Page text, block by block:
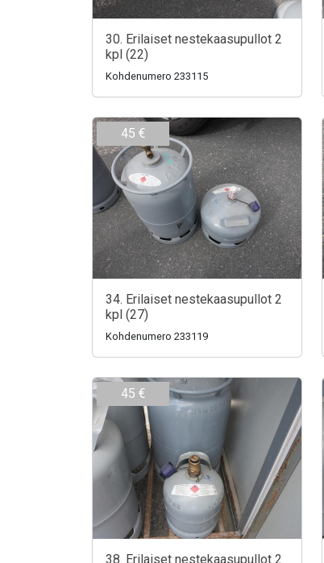
30. Erilaiset nestekaasupullot 2
kpl (22)
Kohdenumero 233115
45 €
34. Erilaiset nestekaasupullot 2
kpl (27)
Kohdenumero 233119
45 €
38. Erilaiset nestekaasupullot 2